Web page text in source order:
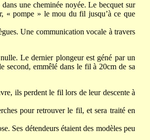
une cheminée noyée. Le becquet sur
« pompe » le mou du fil jusqu’à ce que
Une communication vocale à travers
Le dernier plongeur est géné par un
second, emmêlé dans le fil à 20cm de sa
ils perdent le fil lors de leur descente à
pour retrouver le fil, et sera traité en
Ses détendeurs étaient des modèles peu